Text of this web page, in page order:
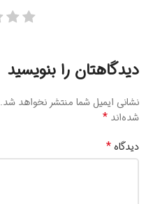
دیدگاهتان را بنویسید
نشانی ایمیل شما منتشر نخواهد شد.
شده‌اند *
دیدگاه*